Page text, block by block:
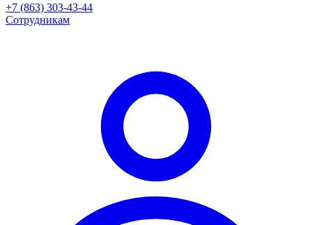
+7 (863) 303-43-44
Сотрудникам